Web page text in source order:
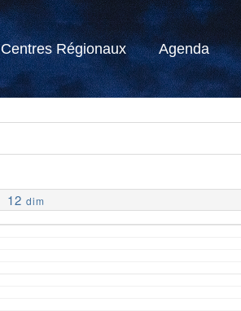
Centres Régionaux Agenda
12 dim